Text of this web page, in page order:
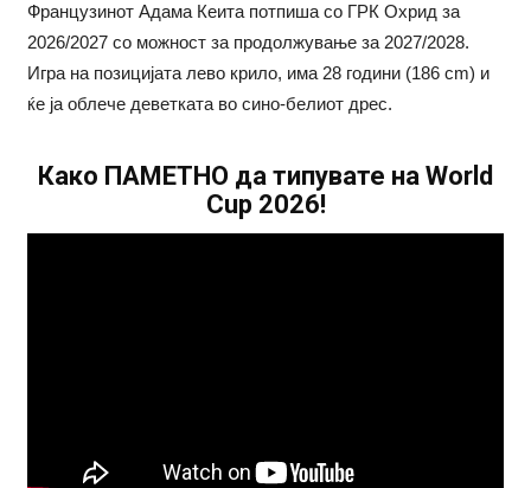
Французинот Aдама Кеита потпиша со ГРК Охрид за
2026/2027 со можност за продолжување за 2027/2028.
Игра на позицијата лево крило, има 28 години (186 cm) и
ќе ја облече деветката во сино-белиот дрес.
Како ПАМЕТНО да типувате на World
Cup 2026!